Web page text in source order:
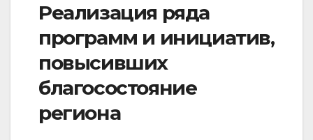
Реализация ряда
программ и инициатив,
повысивших
благосостояние
региона